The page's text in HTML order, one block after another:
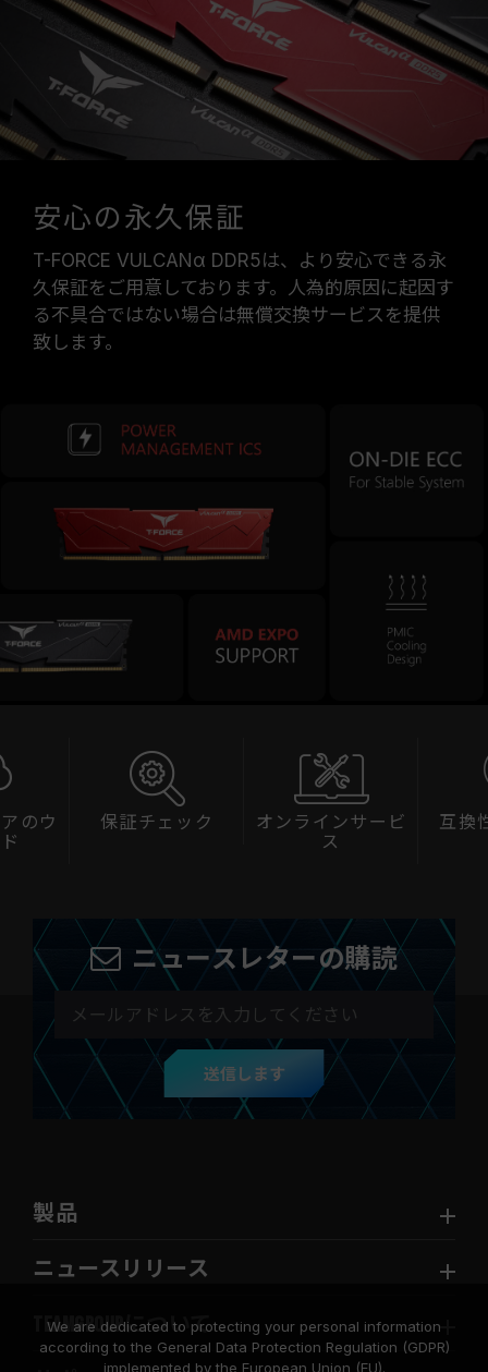
安心の永久保証
T-FORCE VULCANα DDR5は、より安心できる永
久保証をご用意しております。人為的原因に起因す
る不具合ではない場合は無償交換サービスを提供
致します。
保証チェック
オンラインサービ
互換性チ
ニュースレターの購読
送信します
製品
ニュースリリース
TEAMGROUPについて
We are dedicated to protecting your personal information
according to the General Data Protection Regulation (GDPR)
implemented by the European Union (EU).